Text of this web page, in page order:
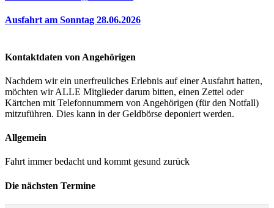
Ausfahrt am Sonntag 28.06.2026
Kontaktdaten von Angehörigen
Nachdem wir ein unerfreuliches Erlebnis auf einer Ausfahrt hatten,
möchten wir ALLE Mitglieder darum bitten, einen Zettel oder
Kärtchen mit Telefonnummern von Angehörigen (für den Notfall)
mitzuführen. Dies kann in der Geldbörse deponiert werden.
Allgemein
Fahrt immer bedacht und kommt gesund zurück
Die nächsten Termine